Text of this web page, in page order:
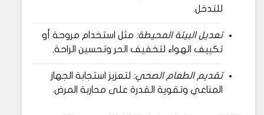
للتدخل.
تعديل البيئة المحيطة: مثل استخدام مروحة أو
تكييف الهواء لتخفيف الحر وتحسين الراحة.
تقديم الطعام الصحي: لتعزيز استجابة الجهاز
المناعي وتقوية القدرة على محاربة المرض.